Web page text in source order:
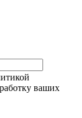
ваших